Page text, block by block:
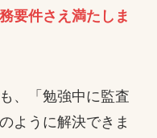
要件さえ満たしま
、「勉強中に監査
ように解決できま